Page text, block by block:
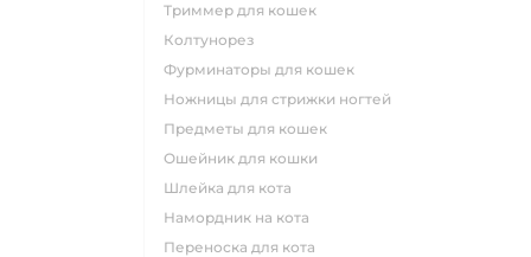
триммер для кошек
колтунорез
фурминаторы для кошек
ножницы для стрижки ногтей
предметы для кошек
ошейник для кошки
шлейка для кота
намордник на кота
переноска для кота